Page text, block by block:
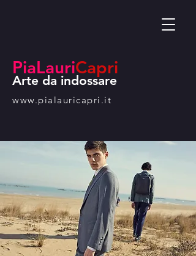
PiaLauriCapri
Arte da indossare
www.pialauricapri.it